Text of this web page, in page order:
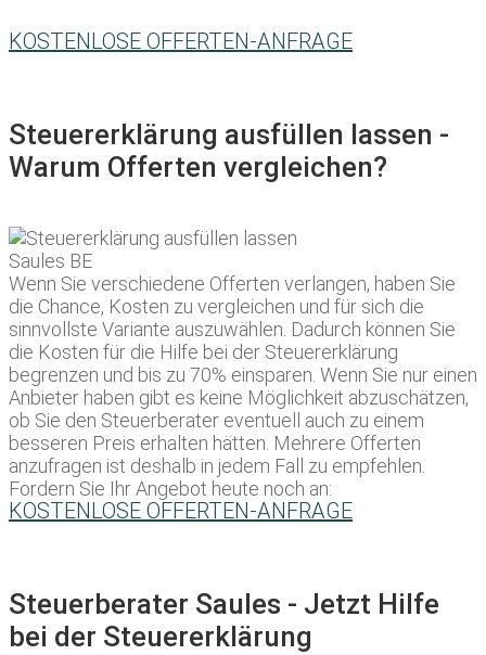
KOSTENLOSE OFFERTEN-ANFRAGE
Steuererklärung ausfüllen lassen -
Warum Offerten vergleichen?
Wenn Sie verschiedene Offerten verlangen, haben Sie
die Chance, Kosten zu vergleichen und für sich die
sinnvollste Variante auszuwählen. Dadurch können Sie
die Kosten für die Hilfe bei der Steuererklärung
begrenzen und bis zu 70% einsparen. Wenn Sie nur einen
Anbieter haben gibt es keine Möglichkeit abzuschätzen,
ob Sie den Steuerberater eventuell auch zu einem
besseren Preis erhalten hätten. Mehrere Offerten
anzufragen ist deshalb in jedem Fall zu empfehlen.
Fordern Sie Ihr Angebot heute noch an:
KOSTENLOSE OFFERTEN-ANFRAGE
Steuerberater Saules - Jetzt Hilfe
bei der Steuererklärung